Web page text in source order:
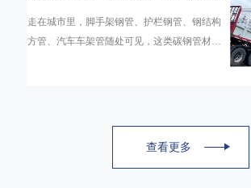
走在城市里，脚手架钢管、护栏钢管、钢结构
方管、汽车车架管随处可见，这类碳钢管材绝
查看更多